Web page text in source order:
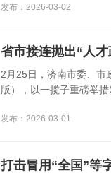
发布：2026-03-02
省市接连抛出“人
2月25日，济南市委、市
版），以一揽子重磅举措
发布：2026-03-01
打击冒用“全国”等